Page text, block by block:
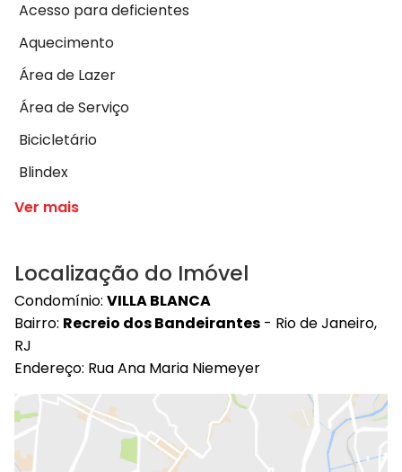
Acesso para deficientes
Aquecimento
Área de Lazer
Área de Serviço
Bicicletário
Blindex
Ver mais
Localização do Imóvel
Condomínio: VILLA BLANCA
Bairro: Recreio dos Bandeirantes - Rio de Janeiro,
RJ
Endereço: Rua Ana Maria Niemeyer